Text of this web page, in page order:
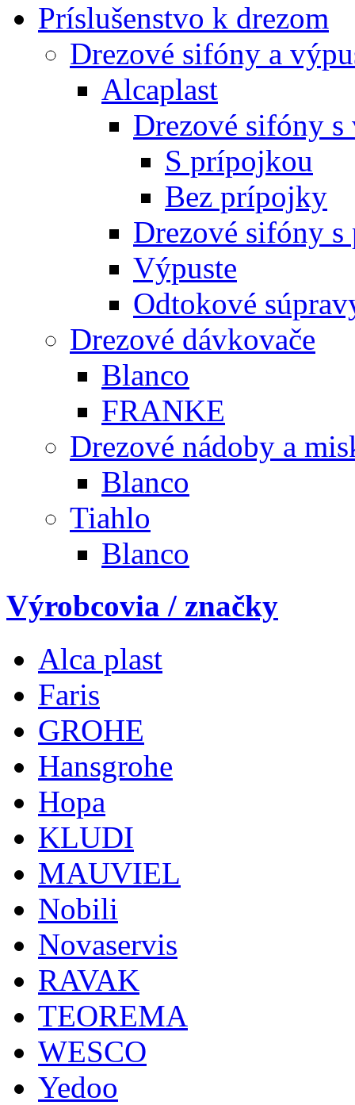
Príslušenstvo k drezom
Drezové sifóny a
Alcaplast
Drezové sifóny
S prípojkou
Bez prípojky
Drezové sifóny
Výpuste
Odtokové
Drezové dávkovače
Blanco
FRANKE
Drezové nádoby a
Blanco
Tiahlo
Blanco
Výrobcovia / značky
Alca plast
Faris
GROHE
Hansgrohe
Hopa
KLUDI
MAUVIEL
Nobili
Novaservis
RAVAK
TEOREMA
WESCO
Yedoo